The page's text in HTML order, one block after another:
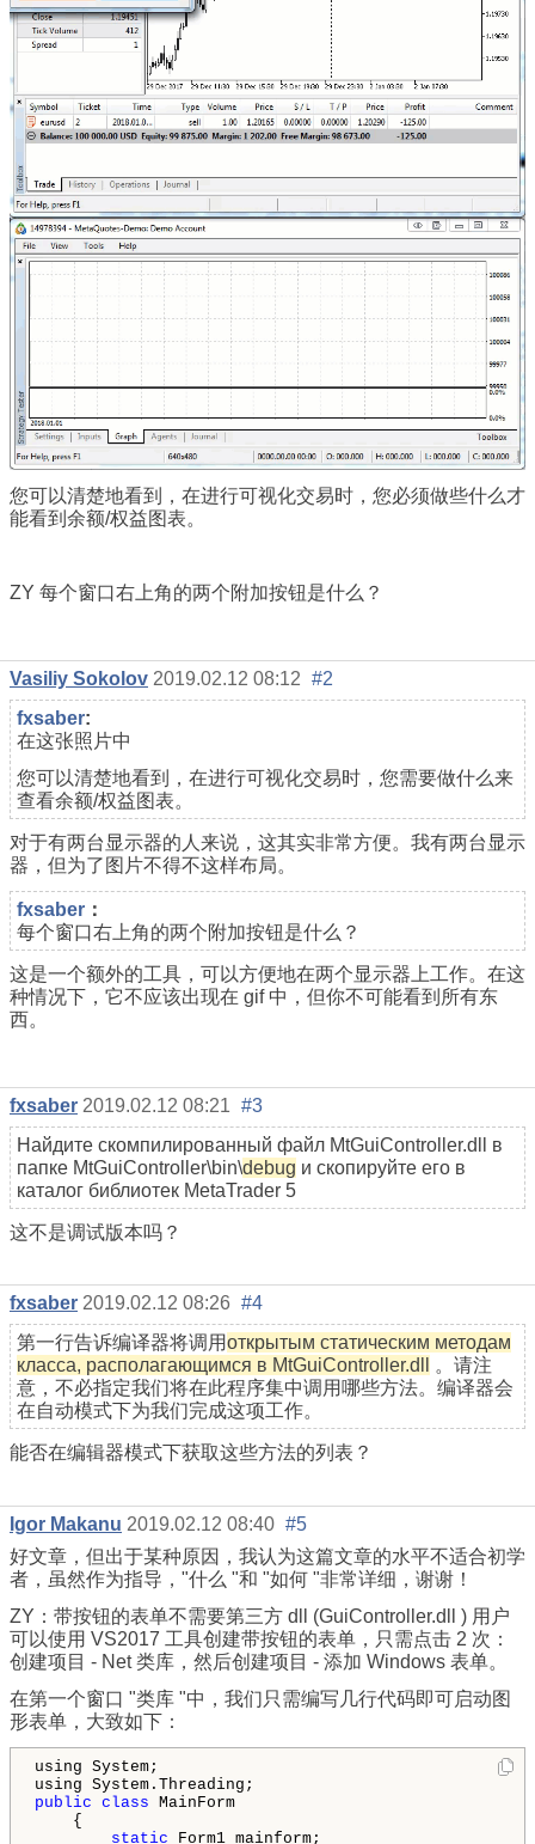
您可以清楚地看到，在进行可视化交易时，您必须做些什么才
能看到余额/权益图表。
ZY 每个窗口右上角的两个附加按钮是什么？
Vasiliy Sokolov 2019.02.12 08:12 #2
fxsaber:
在这张照片中
您可以清楚地看到，在进行可视化交易时，您需要做什么来
查看余额/权益图表。
对于有两台显示器的人来说，这其实非常方便。我有两台显示
器，但为了图片不得不这样布局。
fxsaber ：
每个窗口右上角的两个附加按钮是什么？
这是一个额外的工具，可以方便地在两个显示器上工作。在这
种情况下，它不应该出现在 gif 中，但你不可能看到所有东
西。
fxsaber 2019.02.12 08:21 #3
Найдите скомпилированный файл MtGuiController.dll в
папке MtGuiController\bin\debug и скопируйте его в
каталог библиотек MetaTrader 5
这不是调试版本吗？
fxsaber 2019.02.12 08:26 #4
第一行告诉编译器将调用открытым статическим методам
класса, располагающимся в MtGuiController.dll
。请注
意，不必指定我们将在此程序集中调用哪些方法。编译器会
在自动模式下为我们完成这项工作。
能否在编辑器模式下获取这些方法的列表？
Igor Makanu 2019.02.12 08:40 #5
好文章，但出于某种原因，我认为这篇文章的水平不适合初学
者，虽然作为指导，"什么 "和 "如何 "非常详细，谢谢！
ZY：带按钮的表单不需要第三方 dll (GuiController.dll ) 用户
可以使用 VS2017 工具创建带按钮的表单，只需点击 2 次：
创建项目 - Net 类库，然后创建项目 - 添加 Windows 表单。
在第一个窗口 "类库 "中，我们只需编写几行代码即可启动图
形表单，大致如下：
using System;
public class MainForm
{
static Form1 mainform;